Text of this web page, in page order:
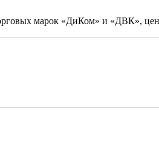
марок «ДиКом» и «ДВК»,